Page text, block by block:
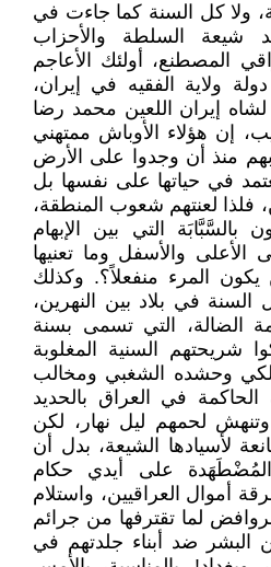
ولا كل السنة كما جاءت في
شيعة السلطة والأحزاب
المصطنع، أولئك الأعاجم
دولة ولاية الفقيه في إيران،
لشاه إيران اللعين محمد رضا
إن هؤلاء الأوباش ممتهني
منذ أن وجدوا على الأرض
في حياتها على نفسها بل
فلذا لعنتهم شعوب المنطقة،
بالسَّبَّابَة التي بين الإبهام
والأسفل وما تعنيها
يكون المرء منفعلاً؟. وكذلك
في بلاد بين النهرين،
الضالة، التي تسمى بسنة
شريحتهم السنية المغلوبة
وحشده الشغبي ومخالب
الحاكمة في العراق بالحديد
وتنهش لحمهم ليل نهار، لكن
لأسيادها الشيعة، بدل أن
على أيدي حكام
أموال العراقيين، واستلام
لما تقترفها من جرائم
البشر ضد أبناء جلدتهم في